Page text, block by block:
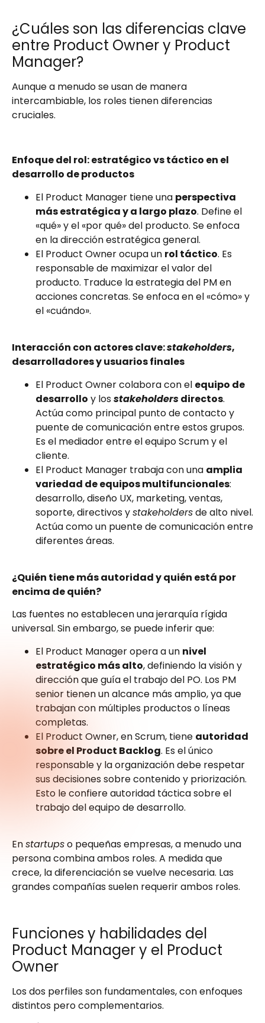
¿Cuáles son las diferencias clave
entre Product Owner y Product
Manager?
Aunque a menudo se usan de manera
intercambiable, los roles tienen diferencias
cruciales.
Enfoque del rol: estratégico vs táctico en el
desarrollo de productos
El Product Manager tiene una perspectiva
más estratégica y a largo plazo. Define el
«qué» y el «por qué» del producto. Se enfoca
en la dirección estratégica general.
El Product Owner ocupa un rol táctico. Es
responsable de maximizar el valor del
producto. Traduce la estrategia del PM en
acciones concretas. Se enfoca en el «cómo» y
el «cuándo».
Interacción con actores clave:stakeholders,
desarrolladores y usuarios finales
El Product Owner colabora con el equipo de
desarrollo y losstakeholdersdirectos.
Actúa como principal punto de contacto y
puente de comunicación entre estos grupos.
Es el mediador entre el equipo Scrum y el
cliente.
El Product Manager trabaja con una amplia
variedad de equipos multifuncionales:
desarrollo, diseño UX, marketing, ventas,
soporte, directivos ystakeholdersde alto nivel.
Actúa como un puente de comunicación entre
diferentes áreas.
¿Quién tiene más autoridad y quién está por
encima de quién?
Las fuentes no establecen una jerarquía rígida
universal. Sin embargo, se puede inferir que:
El Product Manager opera a un nivel
estratégico más alto, definiendo la visión y
dirección que guía el trabajo del PO. Los PM
senior tienen un alcance más amplio, ya que
trabajan con múltiples productos o líneas
completas.
El Product Owner, en Scrum, tiene autoridad
sobre el Product Backlog. Es el único
responsable y la organización debe respetar
sus decisiones sobre contenido y priorización.
Esto le confiere autoridad táctica sobre el
trabajo del equipo de desarrollo.
Enstartupso pequeñas empresas, a menudo una
persona combina ambos roles. A medida que
crece, la diferenciación se vuelve necesaria. Las
grandes compañías suelen requerir ambos roles.
Funciones y habilidades del
Product Manager y el Product
Owner
Los dos perfiles son fundamentales, con enfoques
distintos pero complementarios.